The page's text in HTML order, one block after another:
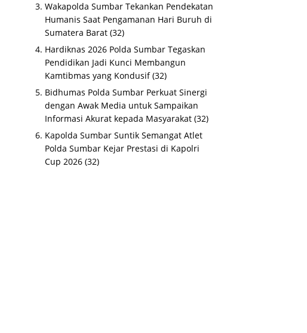
Wakapolda Sumbar Tekankan Pendekatan
Humanis Saat Pengamanan Hari Buruh di
Sumatera Barat (32)
Hardiknas 2026 Polda Sumbar Tegaskan
Pendidikan Jadi Kunci Membangun
Kamtibmas yang Kondusif (32)
Bidhumas Polda Sumbar Perkuat Sinergi
dengan Awak Media untuk Sampaikan
Informasi Akurat kepada Masyarakat (32)
Kapolda Sumbar Suntik Semangat Atlet
Polda Sumbar Kejar Prestasi di Kapolri
Cup 2026 (32)